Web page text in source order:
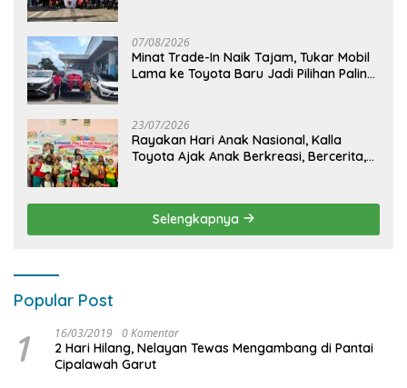
07/08/2026
Minat Trade-In Naik Tajam, Tukar Mobil
Lama ke Toyota Baru Jadi Pilihan Paling
23/07/2026
Rayakan Hari Anak Nasional, Kalla
Toyota Ajak Anak Berkreasi, Bercerita,
Selengkapnya
Popular Post
1 16/03/2019 0 Komentar
2 Hari Hilang, Nelayan Tewas Mengambang di Pantai
Cipalawah Garut